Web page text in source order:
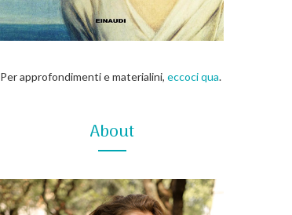
Per approfondimenti e materialini, eccoci qua.
About